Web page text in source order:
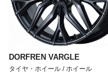
DORFREN VARGLE
タイヤ・ホイール / ホイール